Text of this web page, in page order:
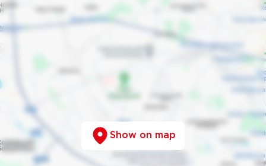
Show on map